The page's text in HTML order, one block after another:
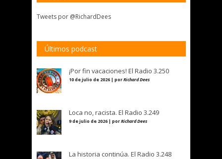
Tweets por @RichardDees
Últimos podcast
¡Por fin vacaciones! El Radio 3.250
10 de julio de 2026 | porRichard Dees
Loca no, racista. El Radio 3.249
9 de julio de 2026 | porRichard Dees
La historia continúa. El Radio 3.248